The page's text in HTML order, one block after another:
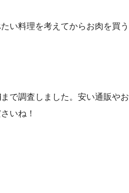
い料理を考えてからお肉を買う
まで調査しました。安い通販やお
いね！